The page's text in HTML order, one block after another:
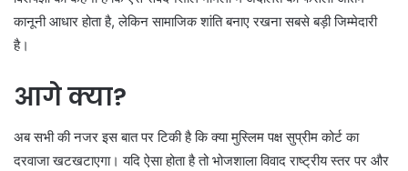
कानूनी आधार होता है, लेकिन सामाजिक शांति बनाए रखना सबसे बड़ी जिम्मेदारी
है।
आगे क्या?
अब सभी की नजर इस बात पर टिकी है कि क्या मुस्लिम पक्ष सुप्रीम कोर्ट का
दरवाजा खटखटाएगा। यदि ऐसा होता है तो भोजशाला विवाद राष्ट्रीय स्तर पर और